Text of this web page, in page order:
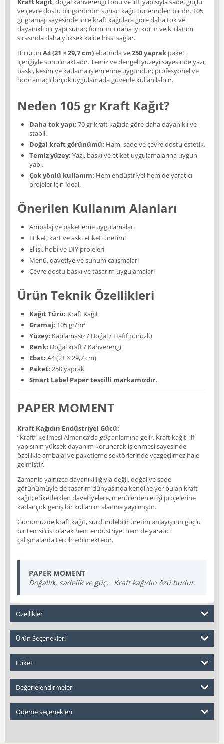
ve çevre dostu bir görünüm sunan kağıt türlerinden biridir. 105
gr gramajı sayesinde ince kraft kağıtlara göre daha tok ve
dayanıklı bir yapı sunar; formunu daha iyi korur ve kullanım
sırasında daha yüksek kalite hissi sağlar.
Bu ürün A4 (21 × 29,7 cm)ebatında ve250 yaprak paket
içeriğiyle sunulmaktadır. Temiz ve dengeli yüzeyi sayesinde yazı,
baskı, kesim ve katlama işlemlerine uygundur; profesyonel ve
hobi amaçlı birçok uygulamada güvenle kullanılabilir.
Neden 105 gr Kraft Kağıt?
Daha tok yapı: 70 gr kraft kağıda göre daha dayanıklı ve
stabil.
Doğal kraft görünümü: Ham, sade ve çevre dostu estetik.
Temiz yüzey: Yazı, baskı ve etiket uygulamalarına uygun
yapı.
Çok yönlü kullanım: Hem endüstriyel hem de yaratıcı
projeler için ideal.
Önerilen Kullanım Alanları
Ambalaj ve paketleme uygulamaları
Etiket, kart ve askı etiketi üretimi
El işi, hobi ve DIY projeleri
Menü, davetiye ve sunum çalışmaları
Çevre dostu baskı ve tasarım uygulamaları
Ürün Teknik Özellikleri
Kağıt Türü: Kraft Kağıt
Gramaj: 105 gr/m²
Yüzey: Kaplamasız / Doğal / Hafif pürüzlü
Renk: Doğal kraft / Kahverengi
Ebat: A4 (21 × 29,7 cm)
Paket: 250 yaprak
Smart Label Paper tescilli markamızdır.
PAPER MOMENT
Kraft Kağıdın Endüstriyel Gücü:
“Kraft” kelimesi Almanca’da güçanlamına gelir. Kraft kağıt, lif
yapısının yüksek dayanım korunarak işlenmesi sayesinde
özellikle ambalaj ve paketleme sektörlerinde vazgeçilmez hale
gelmiştir.
Zamanla yalnızca dayanıklılığıyla değil, doğal ve sade
görünümüyle de tasarım dünyasında kendine yer bulan kraft
kağıt; etiketlerden davetiyelere, menülerden el işi projelerine
kadar çok geniş bir kullanım alanına yayılmıştır.
Günümüzde kraft kağıt, sürdürülebilir üretim anlayışının güçlü
bir temsilcisi olarak hem endüstriyel hem de yaratıcı
çalışmalarda tercih edilmektedir.
PAPER MOMENT
Doğallık, sadelik ve güç… Kraft kağıdın özü budur.
Özellikler
Ürün Seçenekleri
Etiket
Değerlelendirmeler
Ödeme seçenekleri